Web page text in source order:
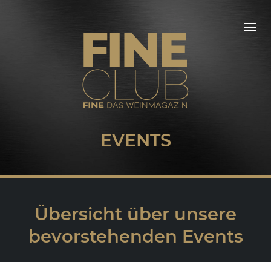
EVENTS
Übersicht über unsere
bevorstehenden Events